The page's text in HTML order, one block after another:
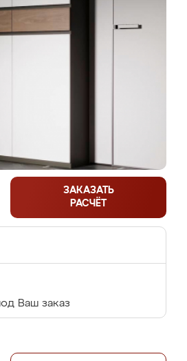
ЗАКАЗАТЬ
РАСЧЁТ
Ваш заказ